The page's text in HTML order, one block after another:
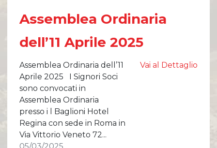
Assemblea Ordinaria
dell’11 Aprile 2025
Assemblea Ordinaria dell’11
Aprile 2025 I Signori Soci
sono convocati in
Assemblea Ordinaria
presso i l Baglioni Hotel
Regina con sede in Roma in
Via Vittorio Veneto 72...
Vai al Dettaglio